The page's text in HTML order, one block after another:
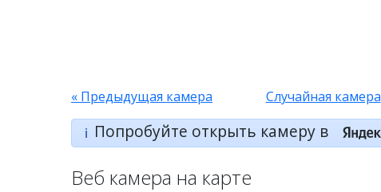
« Предыдущая камера Случайная камера
ℹ️ Попробуйте открыть камеру в
Веб камера на карте